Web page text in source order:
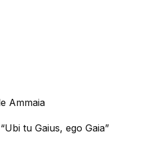
Ammaia
tu Gaius, ego Gaia”